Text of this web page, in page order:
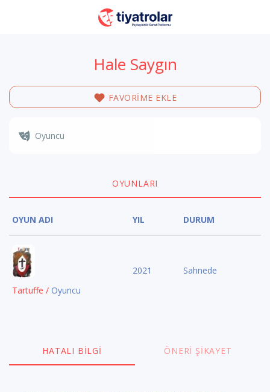
Hale Saygın
FAVORİME EKLE
Oyuncu
OYUNLARI
OYUN ADI YIL DURUM
Tartuffe / Oyuncu
2021 Sahnede
HATALI BILGI ÖNERI ŞIKAYET